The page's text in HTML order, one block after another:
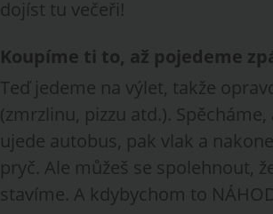
dojíst tu večeři!
Koupíme ti to, až pojedeme
Teď jedeme na výlet, takže
(zmrzlinu, pizzu atd.).
ujede autobus, pak vlak a
pryč. Ale můžeš se spolehnout,
stavíme. A kdybychom to